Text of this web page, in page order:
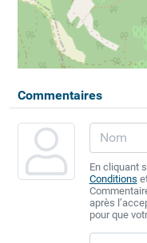
Commentaires
En cliquant
Conditions
après
pour que